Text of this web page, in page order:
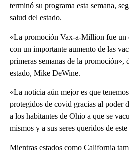
terminó su programa esta semana,
salud del estado.
«La promoción Vax-a-Million fue un
con un importante aumento de las
primeras semanas de la promoción»,
estado, Mike DeWine.
«La noticia aún mejor es que
protegidos de covid gracias al poder
a los habitantes de Ohio a que se
mismos y a sus seres queridos de
Mientras estados como California